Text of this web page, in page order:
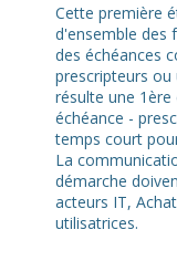
Cette première
d'ensemble des
des échéances
prescripteurs ou
résulte une 1ère
échéance -
temps court
La
démarche
acteurs IT,
utilisatrices.